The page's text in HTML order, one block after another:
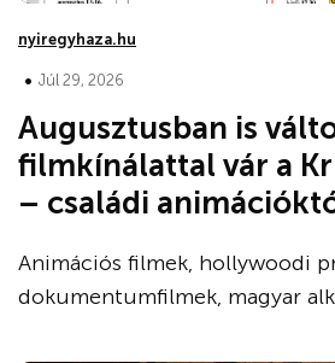
nyiregyhaza.hu
• Júl 29, 2026
Augusztusban is
filmkínálattal vár a
– családi
Animációs filmek, hollywoodi
dokumentumfilmek, magyar